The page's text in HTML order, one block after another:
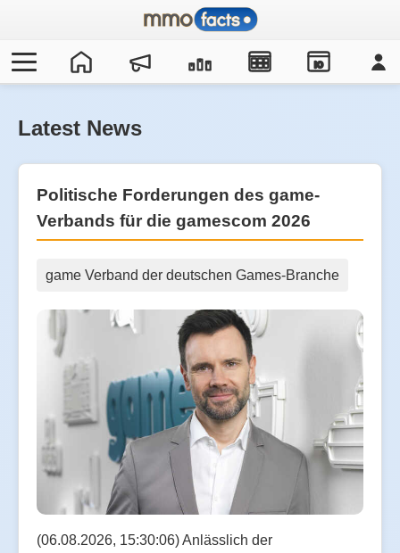
IO
Latest News
Politische Forderungen des game-
Verbands für die gamescom 2026
game Verband der deutschen Games-Branche
(06.08.2026, 15:30:06) Anlässlich der